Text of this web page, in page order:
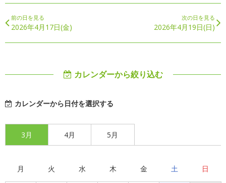
前の日を見る
2026年4月17日(金)
次の日を見る
2026年4月19日(日)
カレンダーから絞り込む
カレンダーから日付を選択する
3月 4月 5月
月 火 水 木 金 土 日